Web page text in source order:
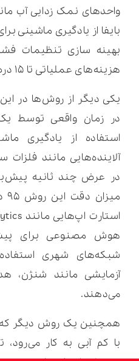
واحدهای نمک زدایی آب
بایفا از یادگیری ماشینی
بهینه سازی تنظیمات
هزینه‌های عملیاتی تا ۱۵ درصد استفاده می‌کنند.
یکی دیگر از روش‌ها در
در زمان واقعی توسط
استفاده از یادگیری
آلاینده‌هایی مانند
در عرض چند ثانیه
هوش مصنوعی برای
شبکه‌های شهری
می‌دهند.
همچنین یک روش دیگر که
با کم آبی به کار می‌رود،